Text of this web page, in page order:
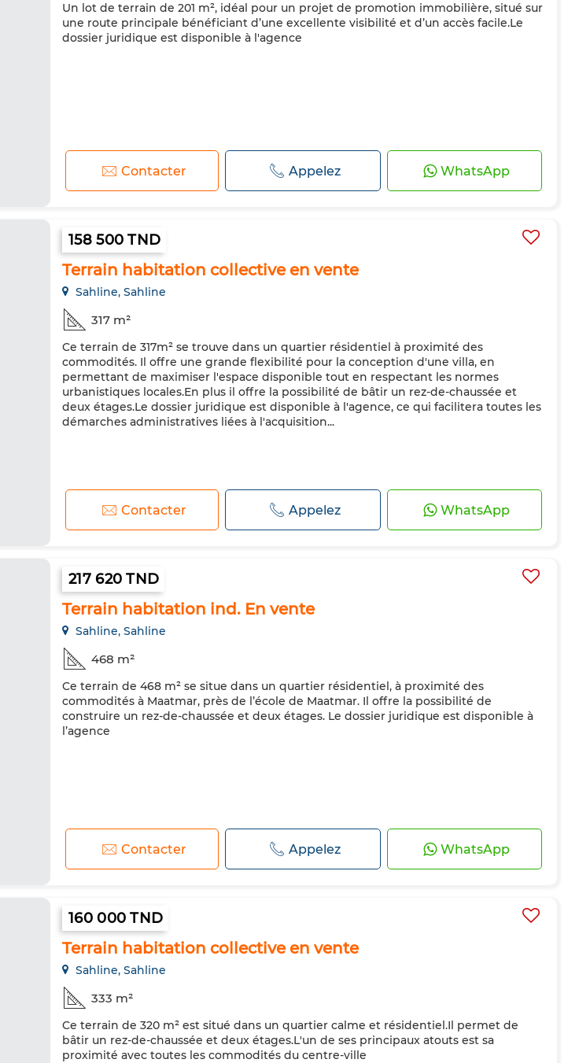
Un lot de terrain de 201 m², idéal pour un projet de promotion immobilière, situé sur
une route principale bénéficiant d’une excellente visibilité et d’un accès facile.Le
dossier juridique est disponible à l'agence
Contacter Appelez WhatsApp
158 500 TND
Terrain habitation collective en vente
Sahline, Sahline
317 m²
Ce terrain de 317m² se trouve dans un quartier résidentiel à proximité des
commodités. Il offre une grande flexibilité pour la conception d'une villa, en
permettant de maximiser l'espace disponible tout en respectant les normes
urbanistiques locales.En plus il offre la possibilité de bâtir un rez-de-chaussée et
deux étages.Le dossier juridique est disponible à l'agence, ce qui facilitera toutes les
démarches administratives liées à l'acquisition...
Contacter Appelez WhatsApp
217 620 TND
Terrain habitation ind. En vente
Sahline, Sahline
468 m²
Ce terrain de 468 m² se situe dans un quartier résidentiel, à proximité des
commodités à Maatmar, près de l’école de Maatmar. Il offre la possibilité de
construire un rez-de-chaussée et deux étages. Le dossier juridique est disponible à
l’agence
Contacter Appelez WhatsApp
160 000 TND
Terrain habitation collective en vente
Sahline, Sahline
333 m²
Ce terrain de 320 m² est situé dans un quartier calme et résidentiel.Il permet de
bâtir un rez-de-chaussée et deux étages.L'un de ses principaux atouts est sa
proximité avec toutes les commodités du centre-ville